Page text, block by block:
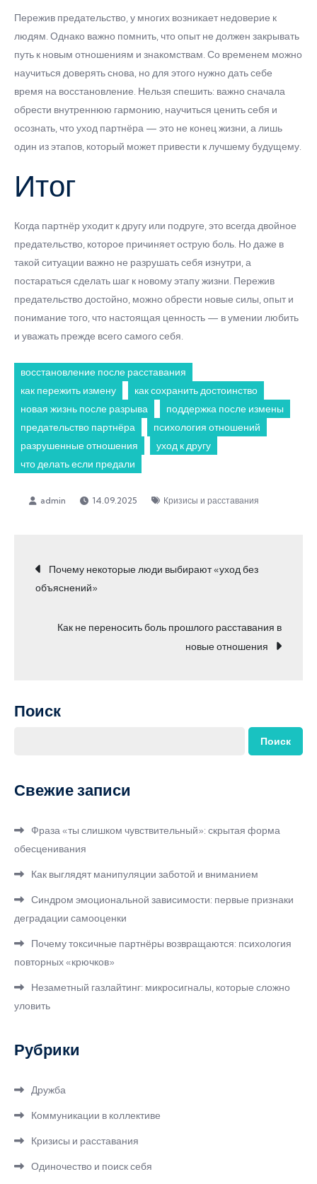
Пережив предательство, у многих возникает недоверие к
людям. Однако важно помнить, что опыт не должен закрывать
путь к новым отношениям и знакомствам. Со временем можно
научиться доверять снова, но для этого нужно дать себе
время на восстановление. Нельзя спешить: важно сначала
обрести внутреннюю гармонию, научиться ценить себя и
осознать, что уход партнёра — это не конец жизни, а лишь
один из этапов, который может привести к лучшему будущему.
Итог
Когда партнёр уходит к другу или подруге, это всегда двойное
предательство, которое причиняет острую боль. Но даже в
такой ситуации важно не разрушать себя изнутри, а
постараться сделать шаг к новому этапу жизни. Пережив
предательство достойно, можно обрести новые силы, опыт и
понимание того, что настоящая ценность — в умении любить
и уважать прежде всего самого себя.
восстановление после расставания
как пережить измену
как сохранить достоинство
новая жизнь после разрыва
поддержка после измены
предательство партнёра
психология отношений
разрушенные отношения
уход к другу
что делать если предали
14.09.2025 Кризисы и расставания
Навигация
записям
Почему некоторые люди выбирают «уход без
объяснений»
Как не переносить боль прошлого расставания в
новые отношения
Поиск
Поиск
Свежие записи
Фраза «ты слишком чувствительный»: скрытая форма
обесценивания
Как выглядят манипуляции заботой и вниманием
Синдром эмоциональной зависимости: первые признаки
деградации самооценки
Почему токсичные партнёры возвращаются: психология
повторных «крючков»
Незаметный газлайтинг: микросигналы, которые сложно
уловить
Рубрики
Дружба
Коммуникации в коллективе
Кризисы и расставания
Одиночество и поиск себя